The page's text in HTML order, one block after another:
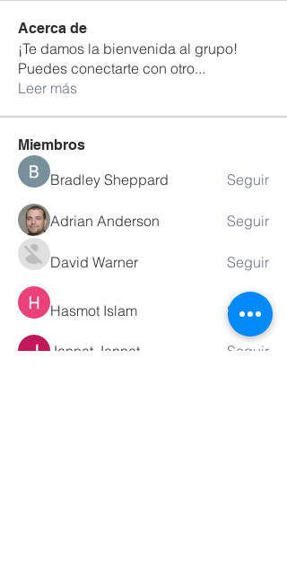
Acerca de
¡Te damos la bienvenida al grupo!
Puedes conectarte con otro...
Leer más
Miembros
Bradley Sheppard Seguir
Adrian Anderson Seguir
David Warner Seguir
Hasmot Islam Seguir
Jannat Jannat
Seguir